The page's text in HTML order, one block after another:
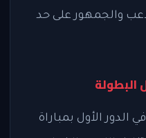
والجمهور على حد
البطولة
الدور الأول بمباراة